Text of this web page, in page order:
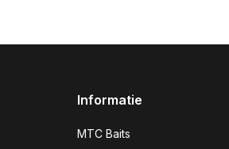
Informatie
MTC Baits